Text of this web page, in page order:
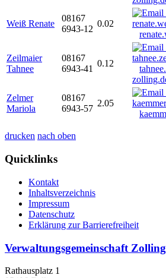
Weiß Renate
08167
6943-12
0.02
Zeilmaier
Tahnee
08167
6943-41
0.12
Zelmer
Mariola
08167
6943-57
2.05
drucken nach oben
Quicklinks
Kontakt
Inhaltsverzeichnis
Impressum
Datenschutz
Erklärung zur Barrierefreiheit
Verwaltungsgemeinschaft Zolling
Rathausplatz 1